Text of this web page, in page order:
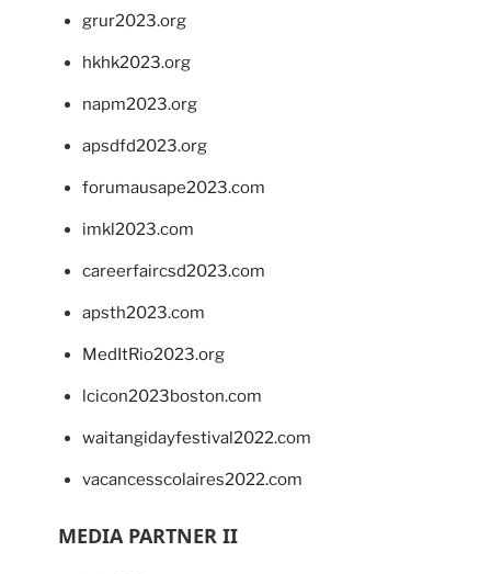
grur2023.org
hkhk2023.org
napm2023.org
apsdfd2023.org
forumausape2023.com
imkl2023.com
careerfaircsd2023.com
apsth2023.com
MedItRio2023.org
lcicon2023boston.com
waitangidayfestival2022.com
vacancesscolaires2022.com
MEDIA PARTNER II